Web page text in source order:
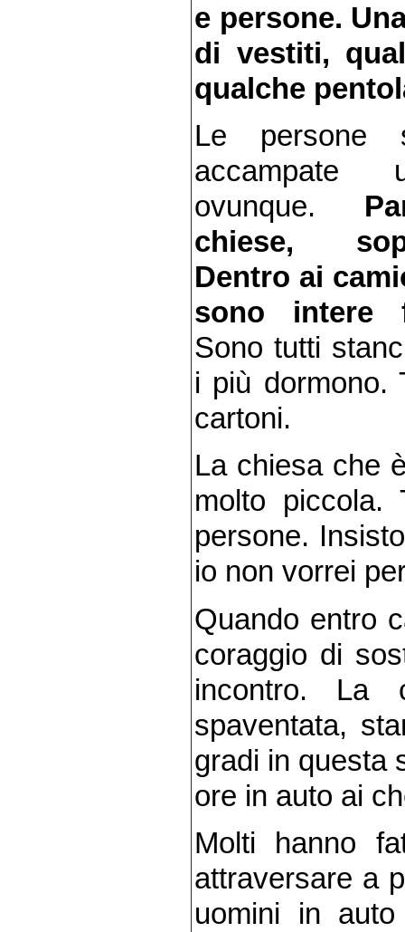
e persone.
di vestiti,
qualche
Le persone
accampate
ovunque.
chiese,
Dentro ai
sono intere
Sono tutti
i più dormono.
cartoni.
La chiesa che
molto
persone.
io non vorrei
Quando entro
coraggio di
incontro. La
spaventata,
gradi in questa
ore in auto ai
Molti hanno
attraversare a
uomini in